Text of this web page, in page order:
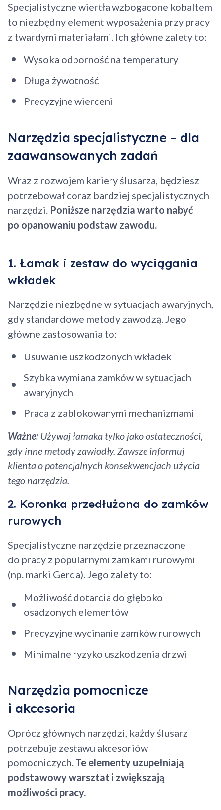
Specjalistyczne wiertła wzbogacone kobaltem
to niezbędny element wyposażenia przy pracy
z twardymi materiałami. Ich główne zalety to:
Wysoka odporność na temperatury
Długa żywotność
Precyzyjne wierceni
Narzędzia specjalistyczne – dla
zaawansowanych zadań
Wraz z rozwojem kariery ślusarza, będziesz
potrzebował coraz bardziej specjalistycznych
narzędzi. Poniższe narzędzia warto nabyć
po opanowaniu podstaw zawodu.
1. Łamak i zestaw do wyciągania
wkładek
Narzędzie niezbędne w sytuacjach awaryjnych,
gdy standardowe metody zawodzą. Jego
główne zastosowania to:
Usuwanie uszkodzonych wkładek
Szybka wymiana zamków w sytuacjach
awaryjnych
Praca z zablokowanymi mechanizmami
Ważne: Używaj łamaka tylko jako ostateczności,
gdy inne metody zawiodły. Zawsze informuj
klienta o potencjalnych konsekwencjach użycia
tego narzędzia.
2. Koronka przedłużona do zamków
rurowych
Specjalistyczne narzędzie przeznaczone
do pracy z popularnymi zamkami rurowymi
(np. marki Gerda). Jego zalety to:
Możliwość dotarcia do głęboko
osadzonych elementów
Precyzyjne wycinanie zamków rurowych
Minimalne ryzyko uszkodzenia drzwi
Narzędzia pomocnicze
i akcesoria
Oprócz głównych narzędzi, każdy ślusarz
potrzebuje zestawu akcesoriów
pomocniczych. Te elementy uzupełniają
podstawowy warsztat i zwiększają
możliwości pracy.
Dodano do koszyka